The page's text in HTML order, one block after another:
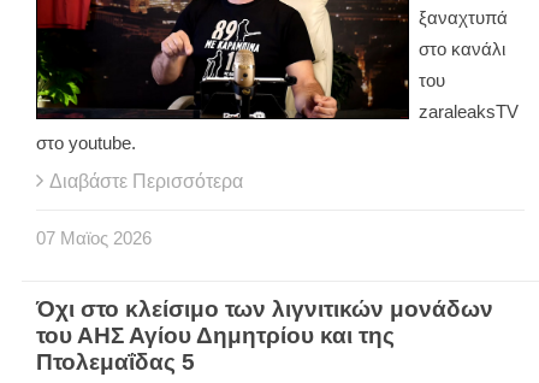
ξαναχτυπά
στο κανάλι
του
zaraleaksTV
στο youtube.
Διαβάστε Περισσότερα
07 Μαϊος 2026
Όχι στο κλείσιμο των λιγνιτικών μονάδων
του ΑΗΣ Αγίου Δημητρίου και της
Πτολεμαΐδας 5